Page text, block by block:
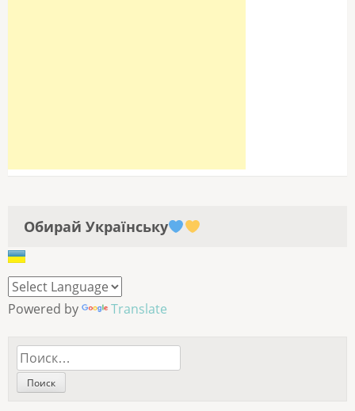
Обирай Українську
Powered by Translate
Найти: